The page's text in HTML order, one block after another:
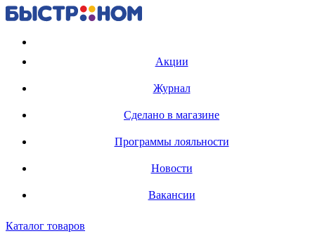
Акции
Журнал
Сделано в магазине
Программы лояльности
Новости
Вакансии
Каталог товаров